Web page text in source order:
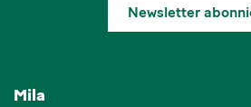
Newsletter
Mila